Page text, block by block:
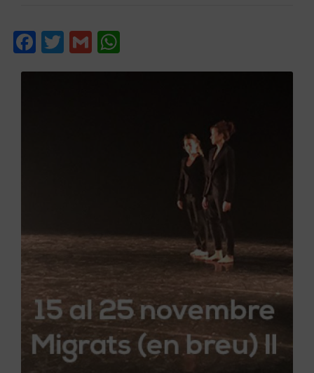
Facebook
Twitter
Gmail